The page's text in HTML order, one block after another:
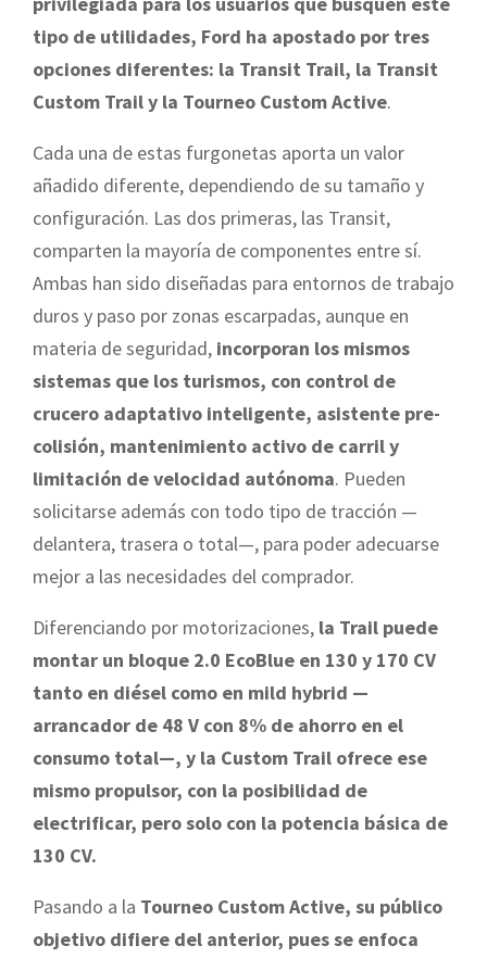
tipo de utilidades, Ford ha apostado por tres
opciones diferentes: la Transit Trail, la Transit
Custom Trail y la Tourneo Custom Active.
Cada una de estas furgonetas aporta un valor
añadido diferente, dependiendo de su tamaño y
configuración. Las dos primeras, las Transit,
comparten la mayoría de componentes entre sí.
Ambas han sido diseñadas para entornos de trabajo
duros y paso por zonas escarpadas, aunque en
materia de seguridad, incorporan los mismos
sistemas que los turismos, con control de
crucero adaptativo inteligente, asistente pre-
colisión, mantenimiento activo de carril y
limitación de velocidad autónoma. Pueden
solicitarse además con todo tipo de tracción —
delantera, trasera o total—, para poder adecuarse
mejor a las necesidades del comprador.
Diferenciando por motorizaciones, la Trail puede
montar un bloque 2.0 EcoBlue en 130 y 170 CV
tanto en diésel como en mild hybrid —
arrancador de 48 V con 8% de ahorro en el
consumo total—, y la Custom Trail ofrece ese
mismo propulsor, con la posibilidad de
electrificar, pero solo con la potencia básica de
130 CV.
Pasando a la Tourneo Custom Active, su público
objetivo difiere del anterior, pues se enfoca